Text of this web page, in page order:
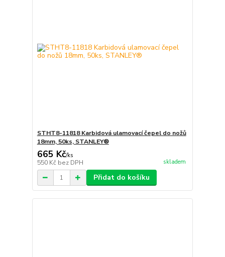
STHT8-11818 Karbidová ulamovací čepel do nožů
18mm, 50ks, STANLEY®
665 Kč/ks
550 Kč bez DPH skladem
Přidat do košíku